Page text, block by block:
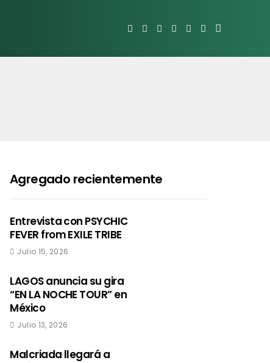
Agregado recientemente
Entrevista con PSYCHIC
FEVER from EXILE TRIBE
Julio 15, 2026
LAGOS anuncia su gira
“EN LA NOCHE TOUR” en
México
Julio 13, 2026
Malcriada llegará a